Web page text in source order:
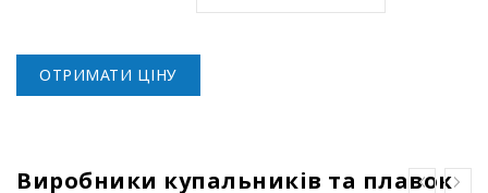
ОТРИМАТИ ЦІНУ
Виробники купальників та плавок